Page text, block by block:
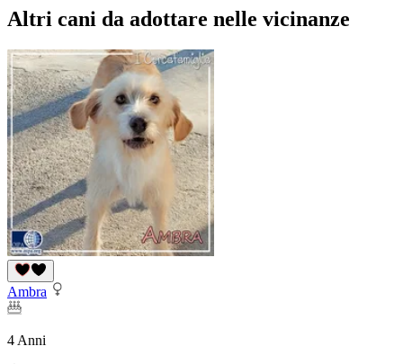
Altri cani da adottare nelle vicinanze
Ambra
4 Anni